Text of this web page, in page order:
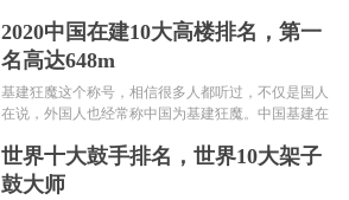
名吧，其中子弹蚁真的是实至名......
2020中国在建10大高楼排名，第一
名高达648m
基建狂魔这个称号，相信很多人都听过，不仅是国人
在说，外国人也经常称中国为基建狂魔。中国基建在
度快而且质量高，我国的超......
世界十大鼓手排名，世界10大架子
鼓大师